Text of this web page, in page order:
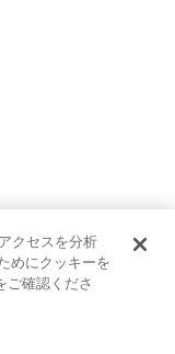
クセスを分析
めにクッキーを
ご確認くださ